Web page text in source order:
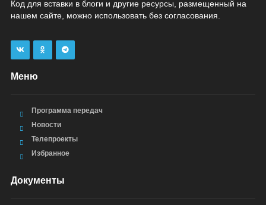
Код для вставки в блоги и другие ресурсы, размещенный на
нашем сайте, можно использовать без согласования.
Меню
Программа передач
Новости
Телепроекты
Избранное
Документы